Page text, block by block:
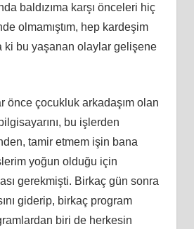
baldızıma karşı önceleri hiç
olmamıştım, hep kardeşim
ki bu yaşanan olaylar gelişene
önce çocukluk arkadaşım olan
bu işlerden
tamir etmem işin bana
yoğun olduğu için
gerekmişti. Birkaç gün sonra
giderip, birkaç program
biri de herkesin